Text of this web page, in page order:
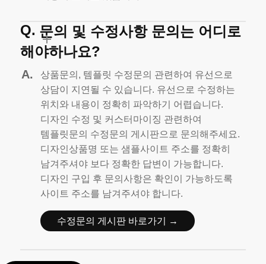
문의 및 수정사항 문의는 어디로
해야하나요?
상품문의, 템플릿 수정문의 관련하여 유선으로
상담이 지연될 수 있습니다. 유선으로 수정하는
위치와 내용이 정확히 파악하기 어렵습니다.
디자인 수정 및 커스터마이징 관련하여
템플릿문의 수정문의 게시판으로 문의해주세요.
디자인상품명 또는 샘플사이트 주소를 정확히
남겨주셔야 보다 정확한 답변이 가능합니다.
디자인 구입 후 문의사항은 확인이 가능하도록
사이트 주소를 남겨주셔야 합니다.
수정문의 게시판 바로가기 →